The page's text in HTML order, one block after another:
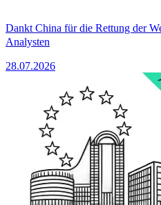
Dankt China für die Rettung der
Analysten
28.07.2026